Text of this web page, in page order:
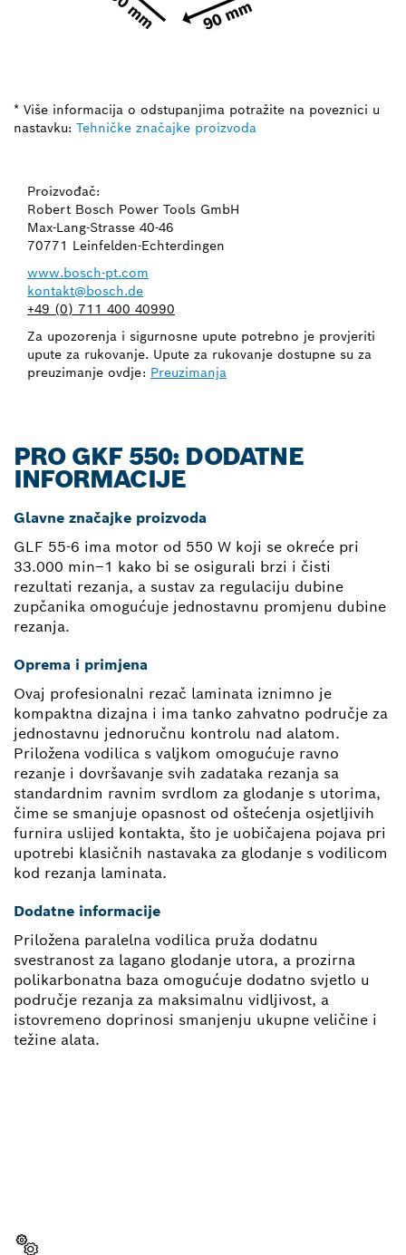
* Više informacija o odstupanjima potražite na poveznici u
nastavku: Tehničke značajke proizvoda
Proizvođač:
Robert Bosch Power Tools GmbH
Max-Lang-Strasse 40-46
70771 Leinfelden-Echterdingen
www.bosch-pt.com
kontakt@bosch.de
+49 (0) 711 400 40990
Za upozorenja i sigurnosne upute potrebno je provjeriti
upute za rukovanje. Upute za rukovanje dostupne su za
preuzimanje ovdje: Preuzimanja
PRO GKF 550: DODATNE
INFORMACIJE
Glavne značajke proizvoda
GLF 55-6 ima motor od 550 W koji se okreće pri
33.000 min–1 kako bi se osigurali brzi i čisti
rezultati rezanja, a sustav za regulaciju dubine
zupčanika omogućuje jednostavnu promjenu dubine
rezanja.
Oprema i primjena
Ovaj profesionalni rezač laminata iznimno je
kompaktna dizajna i ima tanko zahvatno područje za
jednostavnu jednoručnu kontrolu nad alatom.
Priložena vodilica s valjkom omogućuje ravno
rezanje i dovršavanje svih zadataka rezanja sa
standardnim ravnim svrdlom za glodanje s utorima,
čime se smanjuje opasnost od oštećenja osjetljivih
furnira uslijed kontakta, što je uobičajena pojava pri
upotrebi klasičnih nastavaka za glodanje s vodilicom
kod rezanja laminata.
Dodatne informacije
Priložena paralelna vodilica pruža dodatnu
svestranost za lagano glodanje utora, a prozirna
polikarbonatna baza omogućuje dodatno svjetlo u
područje rezanja za maksimalnu vidljivost, a
istovremeno doprinosi smanjenju ukupne veličine i
težine alata.